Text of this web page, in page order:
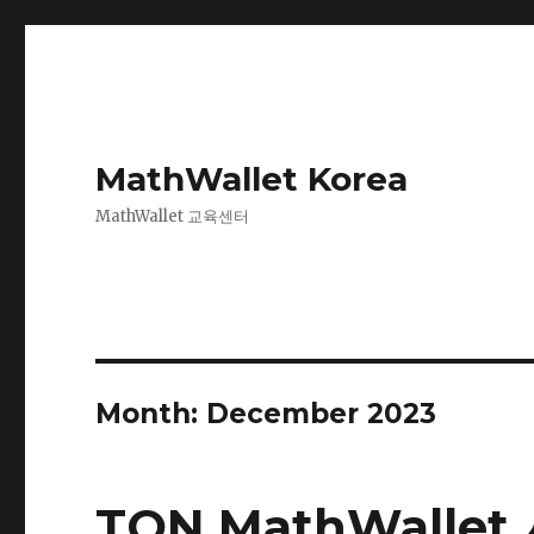
MathWallet Korea
MathWallet 교육센터
Month: December 2023